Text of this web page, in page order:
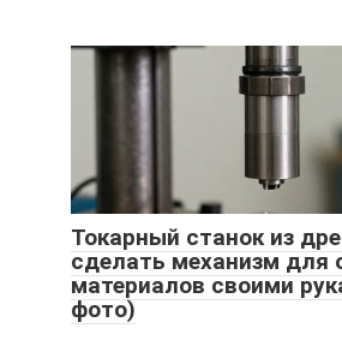
Токарный станок из
сделать механизм для
материалов своими
фото)